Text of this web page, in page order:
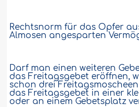
Rechtsnorm für das Opfer
Almosen angesparten
Darf man einen weiteren
das Freitagsgebet eröffnen,
schon drei
das Freitagsgebet in einer
oder an einem Gebetsplatz